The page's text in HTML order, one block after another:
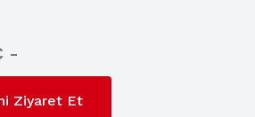
-
Ziyaret Et